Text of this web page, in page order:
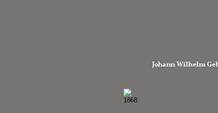
Johann Wilhelm